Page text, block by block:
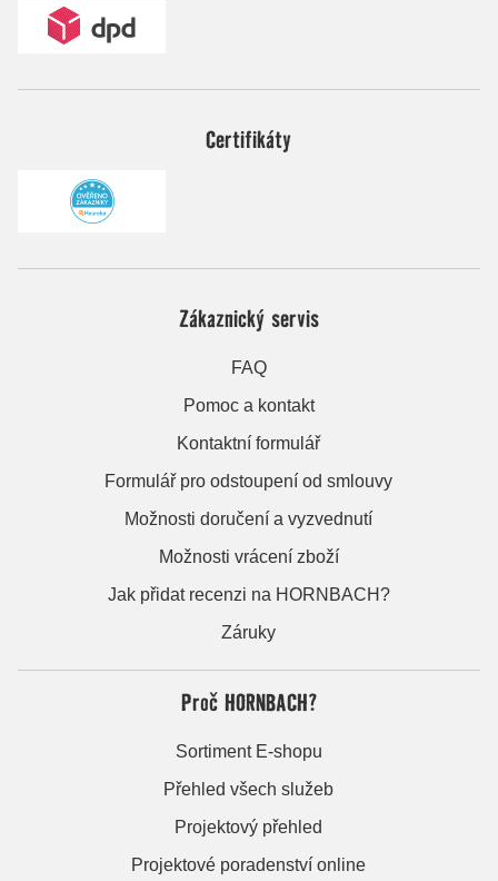
Certifikáty
Zákaznický servis
FAQ
Pomoc a kontakt
Kontaktní formulář
Formulář pro odstoupení od smlouvy
Možnosti doručení a vyzvednutí
Možnosti vrácení zboží
Jak přidat recenzi na HORNBACH?
Záruky
Proč HORNBACH?
Sortiment E-shopu
Přehled všech služeb
Projektový přehled
Projektové poradenství online